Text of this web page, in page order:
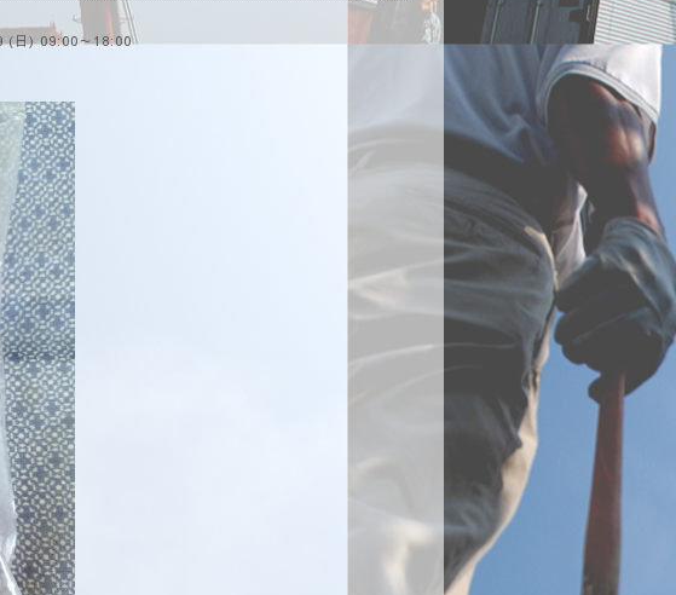
(日) 09:00～18:00